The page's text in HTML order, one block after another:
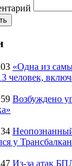
«Одна из
человек,
Возбуждено
у
Из-за атак